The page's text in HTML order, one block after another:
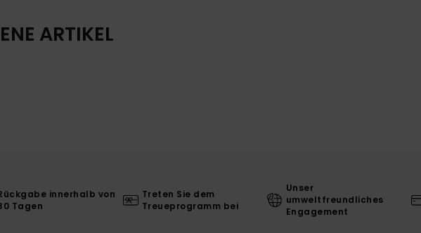
ARTIKEL
innerhalb von
Tagen
Treten Sie dem
Treueprogramm bei
Unser
umweltfreundliches
Engagement